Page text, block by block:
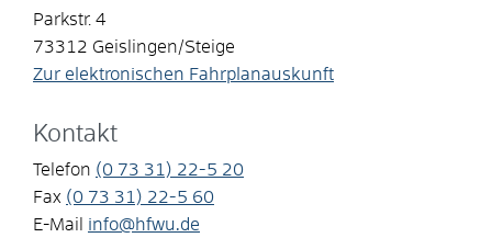
Parkstr. 4
73312 Geislingen/Steige
Zur elektronischen Fahrplanauskunft
Kontakt
Telefon (0 73 31) 22-5 20
Fax (0 73 31) 22-5 60
E-Mail
info@hfwu.de